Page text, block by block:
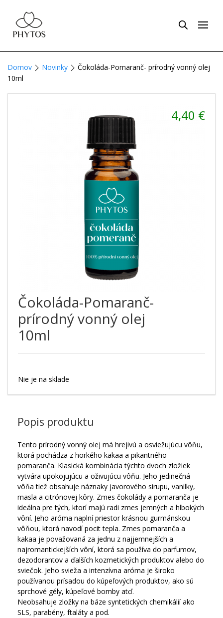
Domov Novinky
Čokoláda-Pomaranč- prírodný vonný olej
10ml
Čokoláda-Pomaranč-
prírodný vonný olej
10ml
4,40 €
Nie je na sklade
Popis produktu
Tento prírodný vonný olej má hrejivú a osviežujúcu vôňu,
ktorá pochádza z horkého kakaa a pikantného
pomaranča. Klasická kombinácia týchto dvoch zložiek
vytvára upokojujúcu a oživujúcu vôňu. Jeho jedinečná
vôňa tiež obsahuje náznaky javorového sirupu, vanilky,
masla a citrónovej kôry. Zmes čokolády a pomaranča je
ideálna pre tých, ktorí majú radi zmes jemných a hlbokých
vôní. Jeho aróma naplní priestor krásnou gurmánskou
vôňou, ktorá navodí pocit tepla. Zmes pomaranča a
kakaa je považovaná za jednu z najjemnejších a
najromantickejších vôní, ktorá sa používa do parfumov,
dezodorantov a ďalších kozmetických produktov alebo do
sviečok. Jeho svieža a intenzívna aróma je široko
používanou prísadou do kúpeľových produktov, ako sú
sprchové gély, kúpeľové bomby atď.
Neobsahuje zložky na báze syntetických chemikálií ako
SLS, parabény, ftaláty a pod.